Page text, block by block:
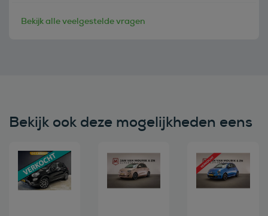
Bekijk alle veelgestelde vragen
Bekijk ook deze mogelijkheden eens
Bekijk deze auto Bekijk deze auto Bekijk deze